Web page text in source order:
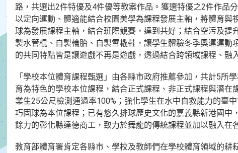
路，共選出2件特優及4件優等教案作品。獲選特優之2件作品
以定向運動、體適能結合校園美學為課程發展主軸，將體育
球為發展課程主軸，結合班際競賽，達到共好；結合空污及
製水管棍、自製輪胎、自製雪橇鞋，讓學生體驗冬季奧運運
的共同特點皆是讓遊戲不再是遊戲，透過結合跨領域課程、融
「學校本位體育課程甄選」由各縣市政府推薦參加，共計5所
育為特色的學校本位課程，結合正式課程、非正式課程與潛
業生25公尺檢測通過率100%；強化學生在水中自救能力的臺
巧固球為本位課程；已有悠久排球歷史文化的嘉義縣新港國
餘力的彰化縣達德商工，致力於舞龍的傳統課程並加以融入在
教育部體育署肯定各縣市、學校及教師們在學校體育領域的